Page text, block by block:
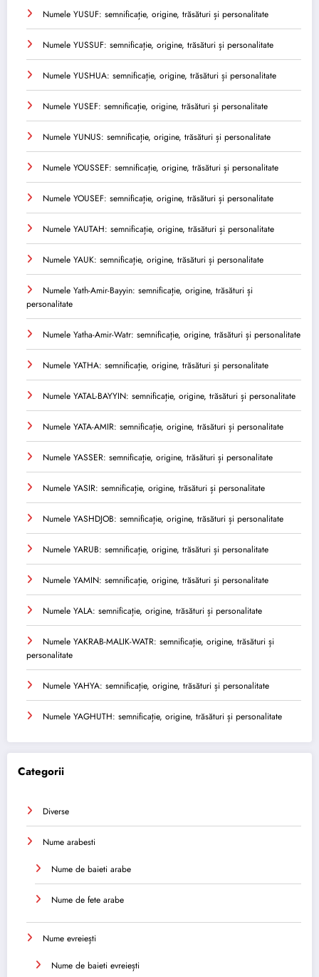
Numele YUSUF: semnificație, origine, trăsături și personalitate
Numele YUSSUF: semnificație, origine, trăsături și personalitate
Numele YUSHUA: semnificație, origine, trăsături și personalitate
Numele YUSEF: semnificație, origine, trăsături și personalitate
Numele YUNUS: semnificație, origine, trăsături și personalitate
Numele YOUSSEF: semnificație, origine, trăsături și personalitate
Numele YOUSEF: semnificație, origine, trăsături și personalitate
Numele YAUTAH: semnificație, origine, trăsături și personalitate
Numele YAUK: semnificație, origine, trăsături și personalitate
Numele Yath-Amir-Bayyin: semnificație, origine, trăsături și
personalitate
Numele Yatha-Amir-Watr: semnificație, origine, trăsături și personalitate
Numele YATHA: semnificație, origine, trăsături și personalitate
Numele YATAL-BAYYIN: semnificație, origine, trăsături și personalitate
Numele YATA-AMIR: semnificație, origine, trăsături și personalitate
Numele YASSER: semnificație, origine, trăsături și personalitate
Numele YASIR: semnificație, origine, trăsături și personalitate
Numele YASHDJOB: semnificație, origine, trăsături și personalitate
Numele YARUB: semnificație, origine, trăsături și personalitate
Numele YAMIN: semnificație, origine, trăsături și personalitate
Numele YALA: semnificație, origine, trăsături și personalitate
Numele YAKRAB-MALIK-WATR: semnificație, origine, trăsături și
personalitate
Numele YAHYA: semnificație, origine, trăsături și personalitate
Numele YAGHUTH: semnificație, origine, trăsături și personalitate
Categorii
Diverse
Nume arabesti
Nume de baieti arabe
Nume de fete arabe
Nume evreiești
Nume de baieti evreiești